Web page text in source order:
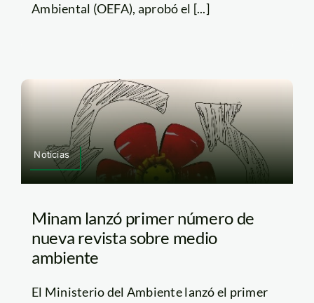
Ambiental (OEFA), aprobó el [...]
Noticias
Minam lanzó primer número de
nueva revista sobre medio
ambiente
El Ministerio del Ambiente lanzó el primer